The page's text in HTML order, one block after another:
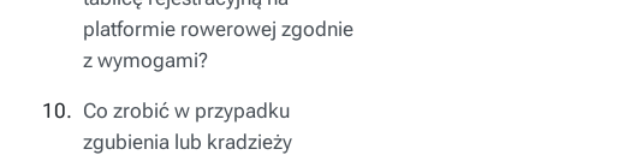
platformie rowerowej zgodnie
z wymogami?
Co zrobić w przypadku
zgubienia lub kradzieży